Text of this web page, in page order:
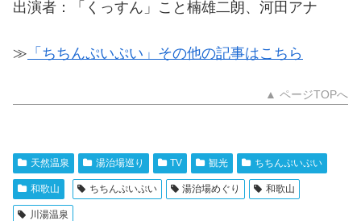
出演者：「くっすん」こと楠雄二朗、河田アナ
≫ 「ちちんぷいぷい」その他の記事はこちら
▲ ページTOPへ
天然温泉 湯治場巡り TV 観光 ちちんぷいぷい
和歌山 ちちんぷいぷい 湯治場めぐり 和歌山
川湯温泉